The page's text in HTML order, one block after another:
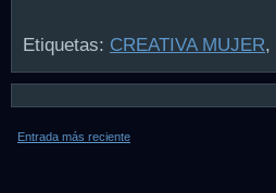
Etiquetas: CREATIVA MUJER,
Entrada más reciente